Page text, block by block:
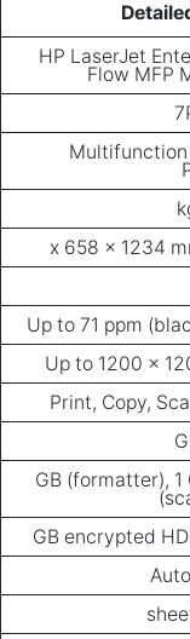
HP LaserJet
Flow MFP
Multifunction
Up to 71 ppm
Up to 1200 x
Print, Copy,
1.5 GB (formatter),